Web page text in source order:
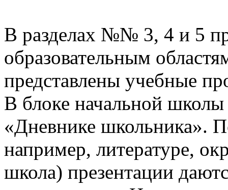
В разделах №№ 3, 4 и 5
образовательным
представлены учебные
В блоке начальной
«Дневнике школьника».
например, литературе,
школа) презентации